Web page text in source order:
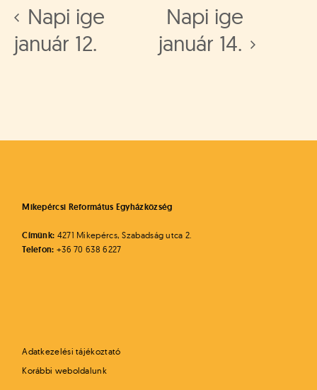
Napi ige
január 12.
Napi ige
január 14.
Mikepércsi Református Egyházközség
Címünk: 4271 Mikepércs, Szabadság utca 2.
Telefon: +36 70 638 6227
Adatkezelési tájékoztató
Korábbi weboldalunk